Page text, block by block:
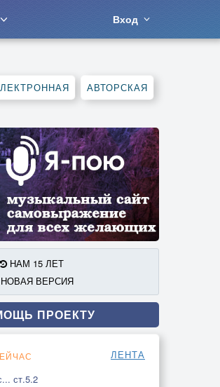
Вход
АВТОРСКАЯ
НАМ 15 ЛЕТ
НОВАЯ ВЕРСИЯ
ПРОЕКТУ
ЛЕНТА
ст.5.2